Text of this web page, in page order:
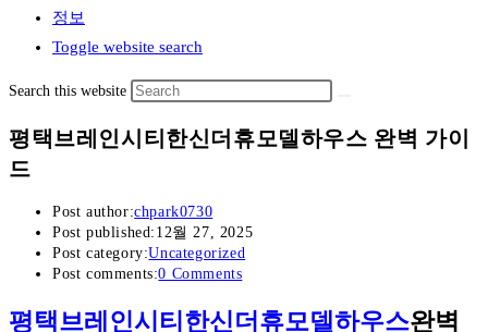
정보
Toggle website search
Search this website
평택브레인시티한신더휴모델하우스 완벽 가이
드
Post author:chpark0730
Post published: 12월 27, 2025
Post category:Uncategorized
Post comments:0 Comments
평택브레인시티한신더휴모델하우스완벽